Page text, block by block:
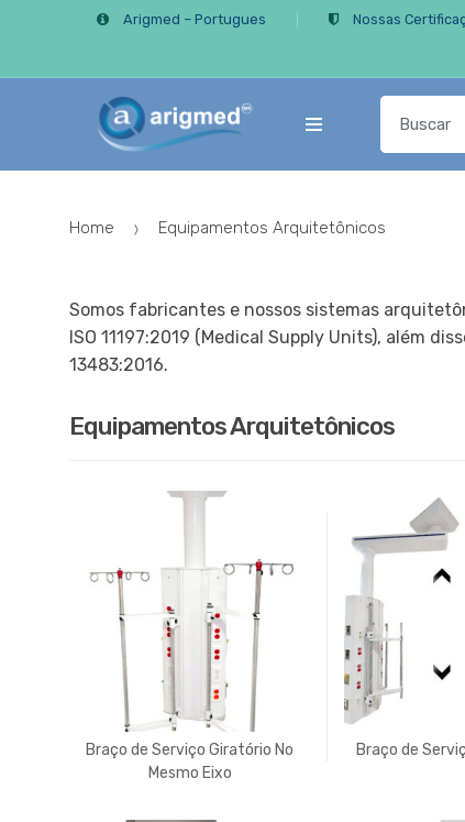
Arigmed – Portugues Nossas
for:
Home Equipamentos Arquitetônicos
Somos fabricantes e nossos sistemas
ISO 11197:2019 (Medical Supply Units), além
13483:2016.
Equipamentos Arquitetônicos
Braço de Serviço Giratório No
Mesmo Eixo
Braço de